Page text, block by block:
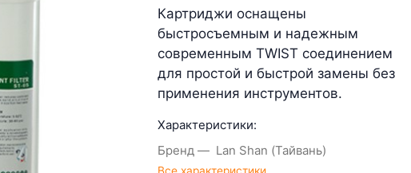
Картриджи оснащены
быстросъемным и надежным
современным TWIST соединением
для простой и быстрой замены без
применения инструментов.
Характеристики:
Бренд
Lan Shan (Тайвань)